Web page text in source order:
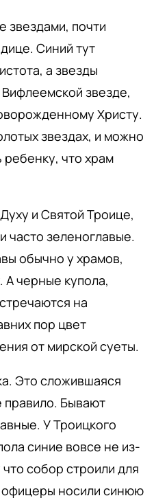
звездами, почти
Синий тут
а звезды
звезде,
Христу.
звездах, и можно
ребенку, что храм
и Святой Троице,
часто зеленоглавые.
обычно у храмов,
А черные купола,
на
пор цвет
от мирской суеты.
Это сложившаяся
правило. Бывают
У Троицкого
синие вовсе не из-
собор строили для
офицеры носили синюю